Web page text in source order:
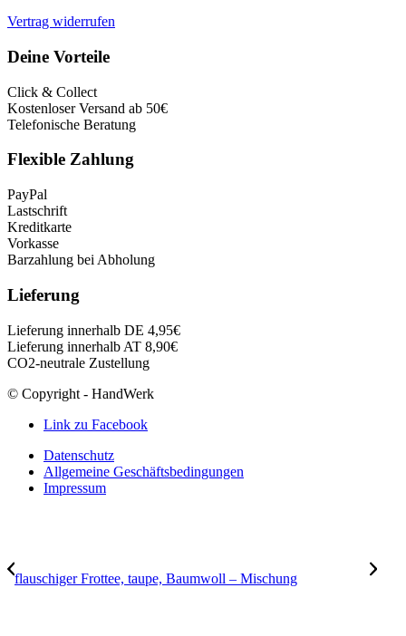
Vertrag widerrufen
Deine Vorteile
Click & Collect
Kostenloser Versand ab 50€
Telefonische Beratung
Flexible Zahlung
PayPal
Lastschrift
Kreditkarte
Vorkasse
Barzahlung bei Abholung
Lieferung
Lieferung innerhalb DE 4,95€
Lieferung innerhalb AT 8,90€
CO2-neutrale Zustellung
© Copyright - HandWerk
Link zu Facebook
Datenschutz
Allgemeine Geschäftsbedingungen
Impressum
flauschiger Frottee, taupe, Baumwoll – Mischung